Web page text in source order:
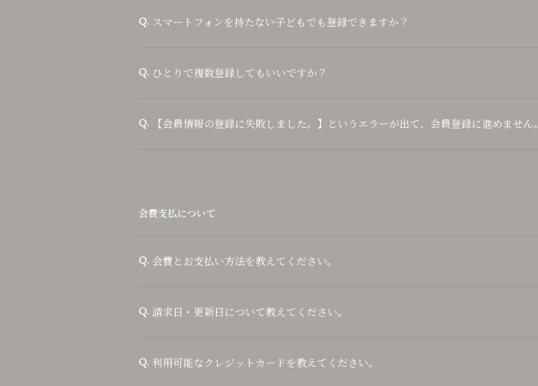
Q. スマートフォンを持たない子どもでも登録できますか？
Q. ひとりで複数登録してもいいですか？
Q. 【会員情報の登録に失敗しました。】というエラーが出て、会員登録に進めません。
会費支払について
Q. 会費とお支払い方法を教えてください。
Q. 請求日・更新日について教えてください。
Q. 利用可能なクレジットカードを教えてください。